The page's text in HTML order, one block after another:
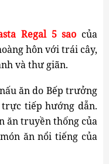
Regal 5 sao của
hôn với trái cây,
và thư giãn.
ăn do Bếp trưởng
trực tiếp hướng dẫn.
ăn truyền thống của
ăn nổi tiếng của